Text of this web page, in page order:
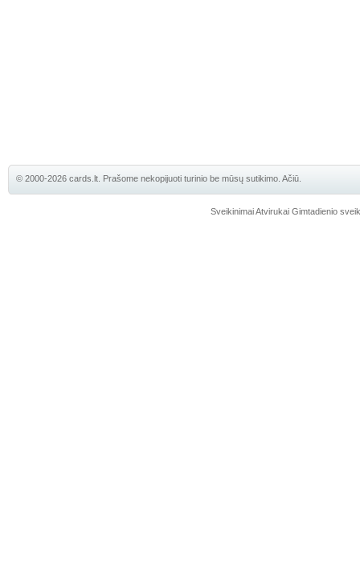
© 2000-2026 cards.lt. Prašome nekopijuoti turinio be mūsų sutikimo. Ačiū.
Sveikinimai Atvirukai Gimtadienio